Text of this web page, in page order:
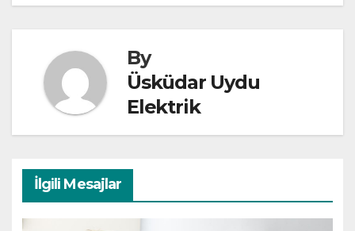
By
Üsküdar Uydu
Elektrik
İlgili Mesajlar